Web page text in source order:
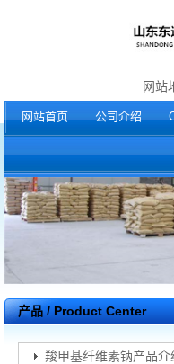
网站
网站首页 公司介绍
产品 / Product Center
羧甲基纤维素钠产品介